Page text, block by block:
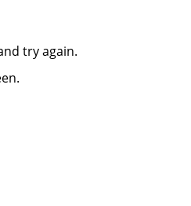
try again.